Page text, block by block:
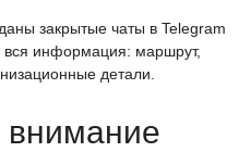
закрытые чаты в Telegram
вся информация: маршрут,
детали.
внимание